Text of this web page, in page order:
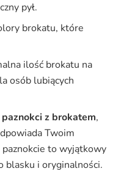
pył.
brokatu, które
ilość brokatu na
osób lubiących
z brokatem,
Twoim
to wyjątkowy
blasku i oryginalności.